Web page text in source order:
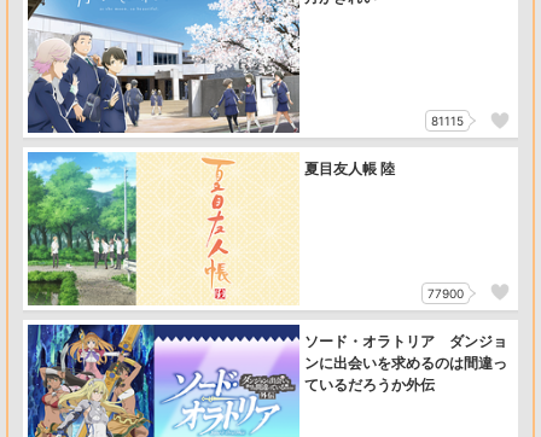
81115
夏目友人帳 陸
77900
ソード・オラトリア ダンジョ
ンに出会いを求めるのは間違っ
ているだろうか外伝